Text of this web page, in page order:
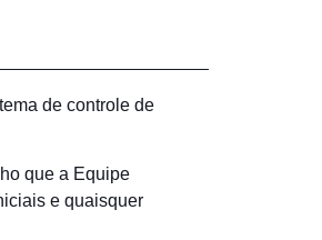
de controle de
que a Equipe
e quaisquer